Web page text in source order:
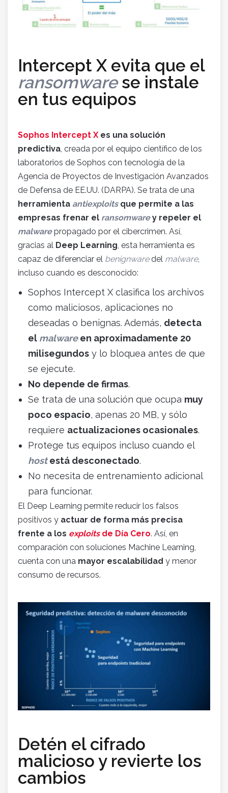
Intercept X evita que el
ransomwarese instale
en tus equipos
Sophos Intercept Xes una solución
predictiva, creada por el equipo científico de los
laboratorios de Sophos con tecnología de la
Agencia de Proyectos de Investigación Avanzados
de Defensa de EE.UU. (DARPA). Se trata de una
herramienta antiexploits que permite a las
empresas frenar el ransomwarey repeler el
malware propagado por el cibercrimen. Así,
gracias al Deep Learning, esta herramienta es
capaz de diferenciar el benignwaredel malware,
incluso cuando es desconocido:
Sophos Intercept X clasifica los archivos
como maliciosos, aplicaciones no
deseadas o benignas. Además, detecta
el malwareen aproximadamente 20
milisegundos y lo bloquea antes de que
se ejecute.
No depende de firmas.
Se trata de una solución que ocupa muy
poco espacio, apenas 20 MB, y sólo
requiere actualizaciones ocasionales.
Protege tus equipos incluso cuando el
hostestá desconectado.
No necesita de entrenamiento adicional
para funcionar.
El Deep Learning permite reducir los falsos
positivos y actuar de forma más precisa
frente a los exploitsde Día Cero. Así, en
comparación con soluciones Machine Learning,
cuenta con una mayor escalabilidad y menor
consumo de recursos.
Detén el cifrado
malicioso y revierte los
cambios